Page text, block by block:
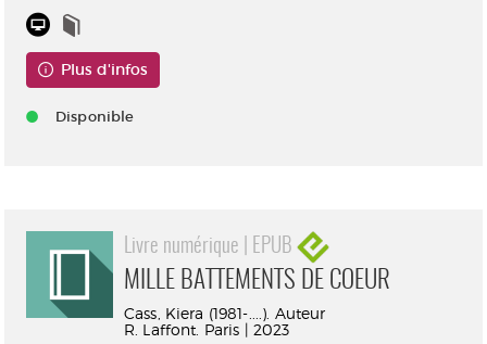
Plus d'infos
Disponible
Livre numérique | EPUB
MILLE BATTEMENTS DE COEUR
Cass, Kiera (1981-....). Auteur
R. Laffont. Paris | 2023